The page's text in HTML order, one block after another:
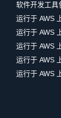
软件开发工具
运行于 AWS
运行于 AWS
运行于 AWS
运行于 AWS
运行于 AWS